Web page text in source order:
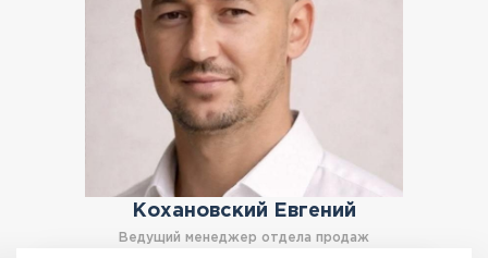
Кохановский Евгений
Ведущий менеджер отдела продаж